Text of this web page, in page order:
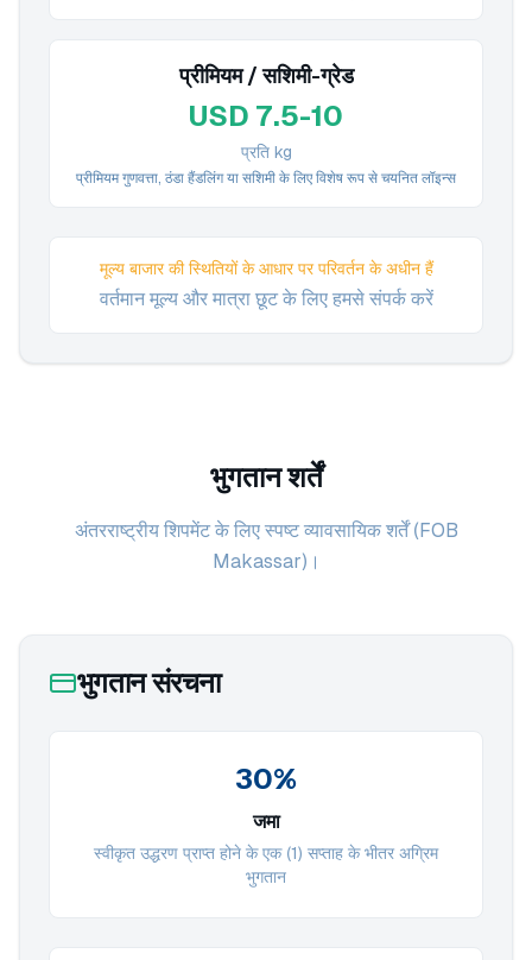
प्रीमियम / सशिमी-ग्रेड
USD 7.5-10
प्रति kg
प्रीमियम गुणवत्ता, ठंडा हैंडलिंग या सशिमी के लिए विशेष रूप से चयनित लॉइन्स
मूल्य बाजार की स्थितियों के आधार पर परिवर्तन के अधीन हैं
वर्तमान मूल्य और मात्रा छूट के लिए हमसे संपर्क करें
भुगतान शर्तें
अंतरराष्ट्रीय शिपमेंट के लिए स्पष्ट व्यावसायिक शर्तें (FOB
Makassar)।
भुगतान संरचना
30%
जमा
स्वीकृत उद्धरण प्राप्त होने के एक (1) सप्ताह के भीतर अग्रिम
भुगतान